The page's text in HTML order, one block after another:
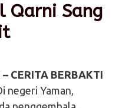
Qarni Sang
CERITA BERBAKTI
negeri Yaman,